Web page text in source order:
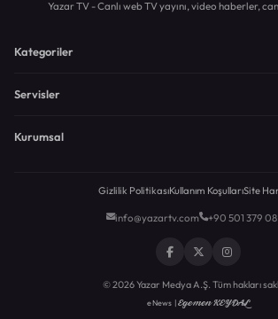
Yazar TV - Canlı web TV yayını, video haberler,
Kategoriler
Servisler
Kurumsal
Gizlilik PolitikasıKullanım KoşullarıSite
info@yazartv.com +90 501 379
© 2026 Yazar Medya A.Ş. Tüm hakları
eNews |Egemen KEYDAL